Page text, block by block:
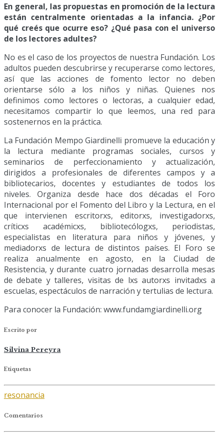
En general, las propuestas en promoción de la lectura
están centralmente orientadas a la infancia. ¿Por
qué creés que ocurre eso? ¿Qué pasa con el universo
de los lectores adultes?
No es el caso de los proyectos de nuestra Fundación. Los
adultos pueden descubrirse y recuperarse como lectores,
así que las acciones de fomento lector no deben
orientarse sólo a los niños y niñas. Quienes nos
definimos como lectores o lectoras, a cualquier edad,
necesitamos compartir lo que leemos, una red para
sostenernos en la práctica.
La Fundación Mempo Giardinelli promueve la educación y
la lectura mediante programas sociales, cursos y
seminarios de perfeccionamiento y actualización,
dirigidos a profesionales de diferentes campos y a
bibliotecarios, docentes y estudiantes de todos los
niveles. Organiza desde hace dos décadas el Foro
Internacional por el Fomento del Libro y la Lectura, en el
que intervienen escritorxs, editorxs, investigadorxs,
críticxs académicxs, bibliotecólogxs, periodistas,
especialistas en literatura para niños y jóvenes, y
mediadorxs de lectura de distintos países. El Foro se
realiza anualmente en agosto, en la Ciudad de
Resistencia, y durante cuatro jornadas desarrolla mesas
de debate y talleres, visitas de lxs autorxs invitadxs a
escuelas, espectáculos de narración y tertulias de lectura.
Para conocer la Fundación: www.fundamgiardinelli.org
Escrito por
Silvina Pereyra
Etiquetas
resonancia
Comentarios